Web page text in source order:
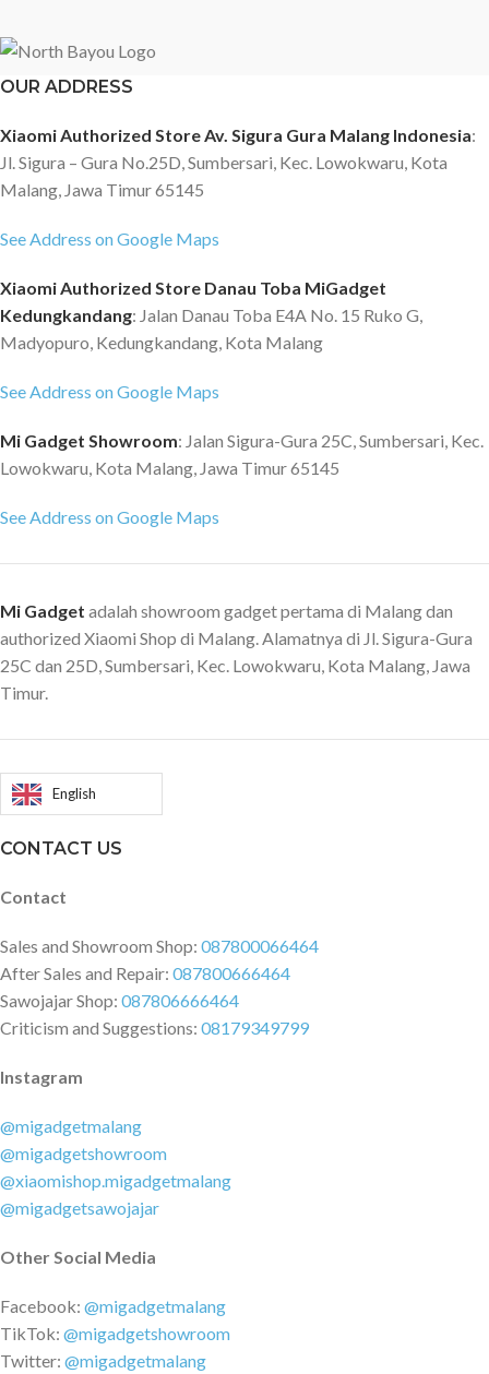
OUR ADDRESS
Xiaomi Authorized Store Av. Sigura Gura Malang Indonesia:
Jl. Sigura – Gura No.25D, Sumbersari, Kec. Lowokwaru, Kota
Malang, Jawa Timur 65145
See Address on Google Maps
Xiaomi Authorized Store Danau Toba MiGadget
Kedungkandang: Jalan Danau Toba E4A No. 15 Ruko G,
Madyopuro, Kedungkandang, Kota Malang
See Address on Google Maps
Mi Gadget Showroom: Jalan Sigura-Gura 25C, Sumbersari, Kec.
Lowokwaru, Kota Malang, Jawa Timur 65145
See Address on Google Maps
Mi Gadget adalah showroom gadget pertama di Malang dan
authorized Xiaomi Shop di Malang. Alamatnya di Jl. Sigura-Gura
25C dan 25D, Sumbersari, Kec. Lowokwaru, Kota Malang, Jawa
Timur.
English
CONTACT US
Contact
Sales and Showroom Shop: 087800066464
After Sales and Repair: 087800666464
Sawojajar Shop: 087806666464
Criticism and Suggestions: 08179349799
Instagram
@migadgetmalang
@migadgetshowroom
@xiaomishop.migadgetmalang
@migadgetsawojajar
Other Social Media
Facebook: @migadgetmalang
TikTok: @migadgetshowroom
Twitter: @migadgetmalang